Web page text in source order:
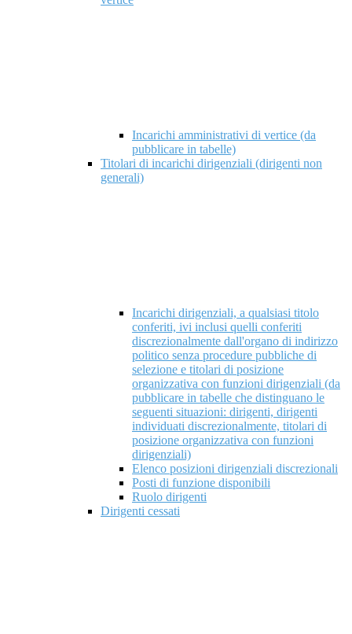
Incarichi amministrativi di vertice (da
pubblicare in tabelle)
Titolari di incarichi dirigenziali (dirigenti non
generali)
Incarichi dirigenziali, a qualsiasi titolo
conferiti, ivi inclusi quelli conferiti
discrezionalmente dall'organo di indirizzo
politico senza procedure pubbliche di
selezione e titolari di posizione
organizzativa con funzioni dirigenziali (da
pubblicare in tabelle che distinguano le
seguenti situazioni: dirigenti, dirigenti
individuati discrezionalmente, titolari di
posizione organizzativa con funzioni
dirigenziali)
Elenco posizioni dirigenziali discrezionali
Posti di funzione disponibili
Ruolo dirigenti
Dirigenti cessati